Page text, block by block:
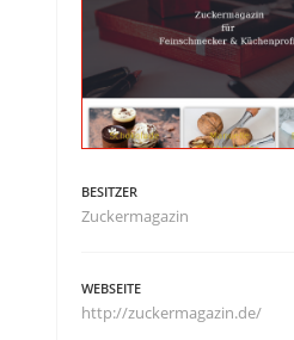
BESITZER
Zuckermagazin
WEBSEITE
http://zuckermagazin.de/